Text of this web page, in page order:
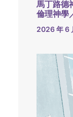
馬丁路德
倫理神學
2026 年 6